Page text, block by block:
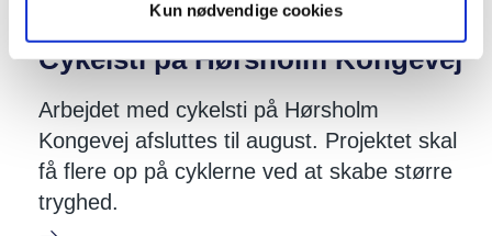
Kun nødvendige cookies
Cykelsti på Hørsholm Kongevej
Arbejdet med cykelsti på Hørsholm
Kongevej afsluttes til august. Projektet skal
få flere op på cyklerne ved at skabe større
tryghed.